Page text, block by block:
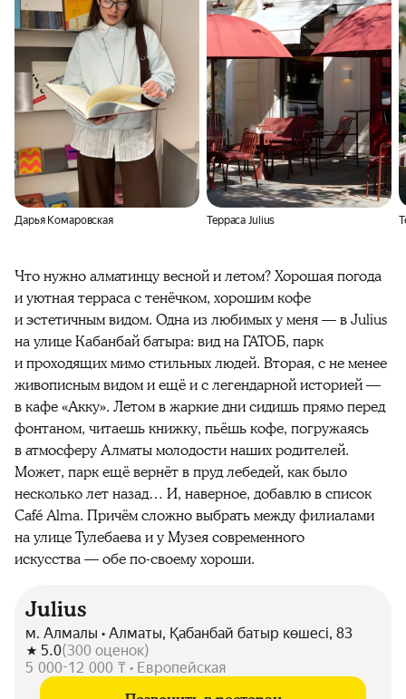
Дарья Комаровская Терраса Julius
Что нужно алматинцу весной и летом? Хорошая погода
и уютная терраса с тенёчком, хорошим кофе
и эстетичным видом. Одна из любимых у меня — в Julius
на улице Кабанбай батыра: вид на ГАТОБ, парк
и проходящих мимо стильных людей. Вторая, с не менее
живописным видом и ещё и с легендарной историей —
в кафе «Акку». Летом в жаркие дни сидишь прямо перед
фонтаном, читаешь книжку, пьёшь кофе, погружаясь
в атмосферу Алматы молодости наших родителей.
Может, парк ещё вернёт в пруд лебедей, как было
несколько лет назад… И, наверное, добавлю в список
Café Alma. Причём сложно выбрать между филиалами
на улице Тулебаева и у Музея современного
искусства — обе по-своему хороши.
Julius
м. Алмалы • Алматы, Қабанбай батыр көшесі, 83
5.0(300 оценок)
5 000-12 000 ₸ • Европейская